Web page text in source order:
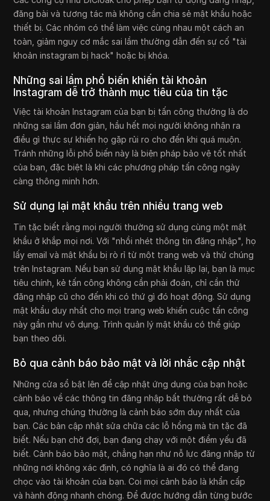
đăng bài và tương tác mà không cần chia sẻ mật khẩu hoặc
thiết bị. Các nhóm có thể làm việc cùng nhau một cách an
toàn, giảm nguy cơ mắc sai lầm thường dẫn đến sự cố "tài
khoản instagram bị hack" hoặc bị khóa.
Những sai lầm phổ biến khiến tài khoản
Instagram dễ trở thành mục tiêu của tin tặc
Việc tài khoản Instagram của bạn bị tấn công thường là do
những sai lầm đơn giản, hầu hết mọi người không nhận ra
điều gì thực sự khiến họ gặp rủi ro cho đến khi quá muộn.
Tránh những lỗi phổ biến này là biện pháp bảo vệ tốt nhất
của bạn, đặc biệt là khi các phương pháp tấn công ngày
càng thông minh hơn.
Sử dụng lại mật khẩu trên nhiều trang web
Tin tặc biết rằng mọi người thường sử dụng cùng một mật
khẩu ở khắp mọi nơi. Với "nhồi nhét thông tin đăng nhập", họ
lấy email và mật khẩu bị rò rỉ từ một trang web và thử chúng
trên Instagram. Nếu bạn sử dụng mật khẩu lặp lại, bạn là mục
tiêu chính, kẻ tấn công không cần phải đoán, chỉ cần thử
đăng nhập cũ cho đến khi có thứ gì đó hoạt động. Sử dụng
mật khẩu duy nhất cho mọi trang web khiến cuộc tấn công
này gần như vô dụng. Trình quản lý mật khẩu có thể giúp
bạn theo dõi.
Bỏ qua cảnh báo bảo mật và lời nhắc cập nhật
Những cửa sổ bật lên để cập nhật ứng dụng của bạn hoặc
cảnh báo về các thông tin đăng nhập bất thường rất dễ bỏ
qua, nhưng chúng thường là cảnh báo sớm duy nhất của
bạn. Các bản cập nhật sửa chữa các lỗ hổng mà tin tặc đã
biết. Nếu bạn chờ đợi, bạn đang chạy với một điểm yếu đã
biết. Cảnh báo bảo mật, chẳng hạn như nỗ lực đăng nhập từ
những nơi không xác định, có nghĩa là ai đó có thể đang
chọc vào tài khoản của bạn. Coi mọi cảnh báo là khẩn cấp
và hành động nhanh chóng. Để được hướng dẫn từng bước